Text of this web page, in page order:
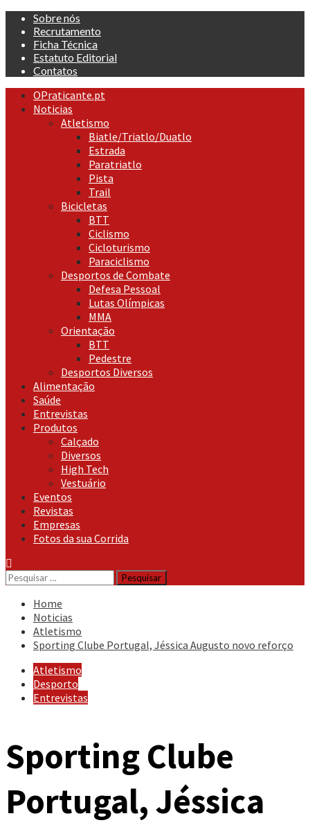
Skip
content
Sobre nós
Recrutamento
Ficha Técnica
Estatuto Editorial
Contatos
Primary
Menu
OPraticante.pt
Noticias
Atletismo
Biatle/Triatlo/Duatlo
Estrada
Paratriatlo
Pista
Trail
Bicicletas
BTT
Ciclismo
Cicloturismo
Paraciclismo
Desportos de Combate
Defesa Pessoal
Lutas Olímpicas
MMA
Orientação
BTT
Pedestre
Desportos Diversos
Alimentação
Saúde
Entrevistas
Produtos
Calçado
Diversos
High Tech
Vestuário
Eventos
Revistas
Empresas
Fotos da sua Corrida
Pesquisar
por:
Home
Noticias
Atletismo
Sporting Clube Portugal, Jéssica Augusto novo reforço
Atletismo
Desporto
Entrevistas
Sporting Clube
Portugal, Jéssica